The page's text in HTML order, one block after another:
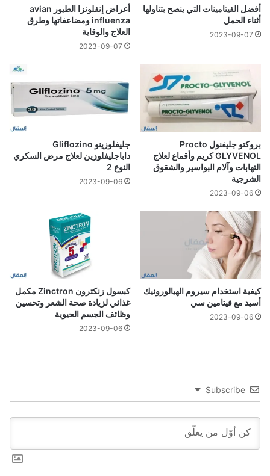
أفضل الفيتامينات التي ينصح بتناولها
أثناء الحمل
2023-09-07
أعراض إنفلونزا الطيور avian
influenza ومضاعفاتها وطرق
العلاج والوقاية
2023-09-07
بروكتو جليفنول Procto
GLYVENOL كريم وأقماع لعلاج
التهابات وآلام البواسير والشقوق
الشرجية
2023-09-06
جليفلوزينو Gliflozino
داباجليفلوزين لعلاج مرض السكري
النوع 2
2023-09-06
كيفية استخدام سيروم الهيالورونيك
أسيد مع فيتامين سي
2023-09-06
كبسول زنكترون Zinctron مكمل
غذائي لزيادة صحة الشعر وتحسين
وظائف الجسم الحيوية
2023-09-06
Subscribe